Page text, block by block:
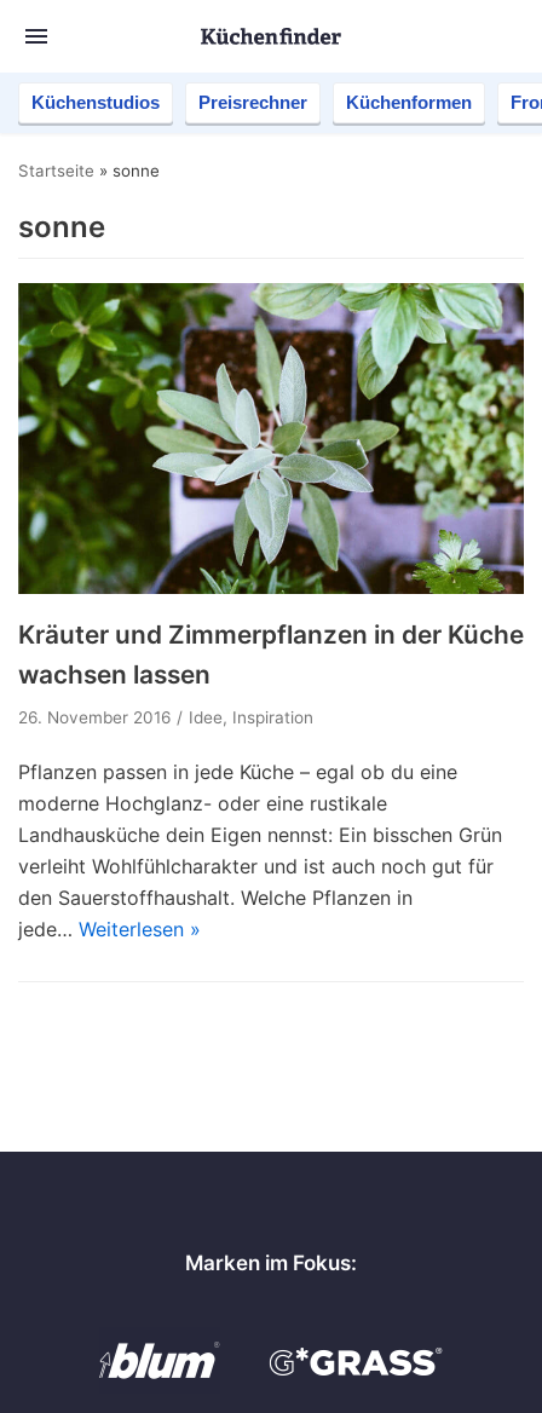
Küchenstudios Preisrechner Küchenformen
Startseite » sonne
sonne
Kräuter und Zimmerpflanzen in der Küche
wachsen lassen
26. November 2016 Idee, Inspiration
Pflanzen passen in jede Küche – egal ob du eine
moderne Hochglanz- oder eine rustikale
Landhausküche dein Eigen nennst: Ein bisschen Grün
verleiht Wohlfühlcharakter und ist auch noch gut für
den Sauerstoffhaushalt. Welche Pflanzen in
jede… Weiterlesen »
Marken im Fokus: